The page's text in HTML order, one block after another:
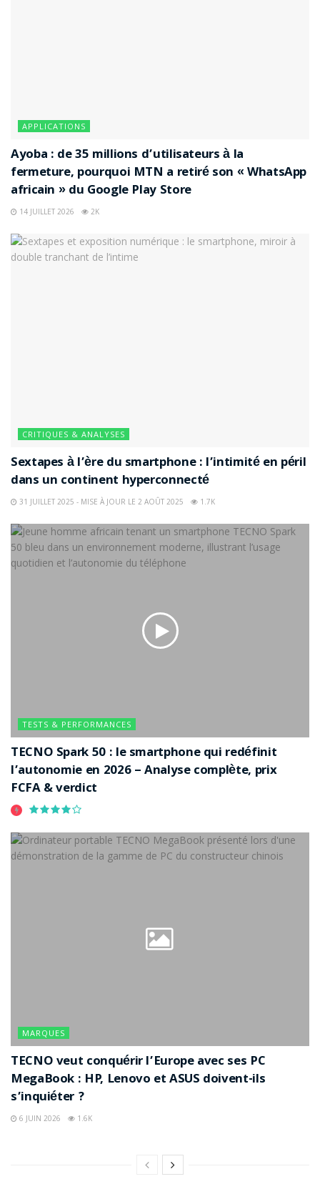
APPLICATIONS
Ayoba : de 35 millions d’utilisateurs à la
fermeture, pourquoi MTN a retiré son « WhatsApp
africain » du Google Play Store
14 JUILLET 2026 2K
CRITIQUES & ANALYSES
Sextapes à l’ère du smartphone : l’intimité en péril
dans un continent hyperconnecté
31 JUILLET 2025 - MISE À JOUR LE 2 AOÛT 2025 1.7K
TESTS & PERFORMANCES
TECNO Spark 50 : le smartphone qui redéfinit
l’autonomie en 2026 – Analyse complète, prix
FCFA & verdict
MARQUES
TECNO veut conquérir l’Europe avec ses PC
MegaBook : HP, Lenovo et ASUS doivent-ils
s’inquiéter ?
6 JUIN 2026 1.6K